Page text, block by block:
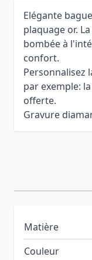
Elégante
plaquage or.
bombée à
confort.
Personnalisez
par exemple:
offerte.
Gravure
Matière
Couleur